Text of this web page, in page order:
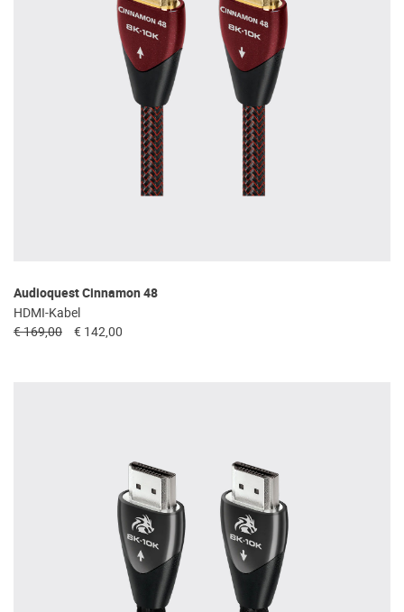
Audioquest Cinnamon 48
HDMI-Kabel
€ 169,00
€ 142,00